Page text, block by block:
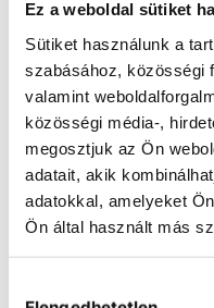
Ez a weboldal sütiket
Sütiket használunk a
szabásához, közösségi
valamint
közösségi média-,
megosztjuk az Ön
adatait, akik
adatokkal, amelyeket
Ön által használt más